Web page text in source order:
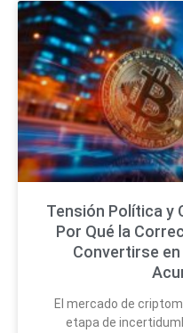
Tensión Política y
Por Qué la
Convertirse
El mercado de
etapa de